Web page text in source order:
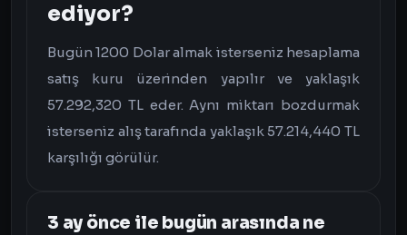
ediyor?
Bugün 1200 Dolar almak isterseniz hesaplama
satış kuru üzerinden yapılır ve yaklaşık
57.292,320 TL eder. Aynı miktarı bozdurmak
isterseniz alış tarafında yaklaşık 57.214,440 TL
karşılığı görülür.
3 ay önce ile bugün arasında ne